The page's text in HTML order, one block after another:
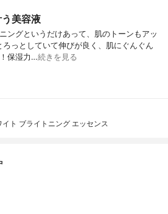
美容液
ングというだけあって、肌のトーンもアッ
っとしていて伸びが良く、肌にぐんぐん
保湿力…続きを見る
ト ブライトニング エッセンス